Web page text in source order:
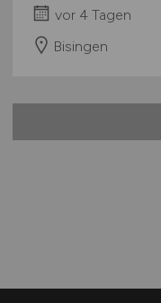
vor 4 Tagen
Bisingen